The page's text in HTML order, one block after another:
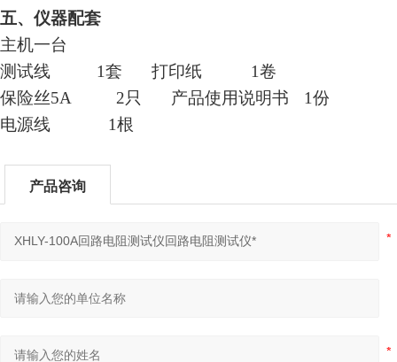
五、仪器配套
主机一台
测试线
1套 打印纸 1卷
保险丝5A 2只 产品使用说明书
1份
电源线
1根
产品咨询